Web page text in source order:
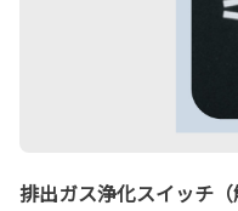
排出ガス浄化スイッチ（